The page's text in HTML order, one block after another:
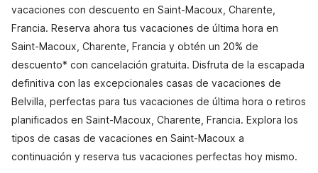
vacaciones con descuento en Saint-Macoux, Charente,
Francia. Reserva ahora tus vacaciones de última hora en
Saint-Macoux, Charente, Francia y obtén un 20% de
descuento* con cancelación gratuita. Disfruta de la escapada
definitiva con las excepcionales casas de vacaciones de
Belvilla, perfectas para tus vacaciones de última hora o retiros
planificados en Saint-Macoux, Charente, Francia. Explora los
tipos de casas de vacaciones en Saint-Macoux a
continuación y reserva tus vacaciones perfectas hoy mismo.